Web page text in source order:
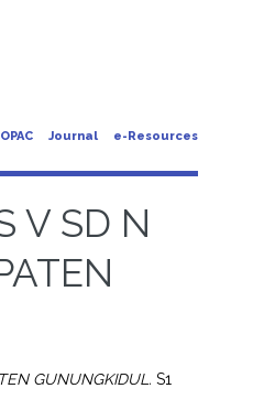
OPAC Journal e-Resources
V SD N
GUNUNGKIDUL. S1